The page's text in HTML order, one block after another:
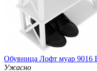
Обувница Лофт муар 9016
Ужасно